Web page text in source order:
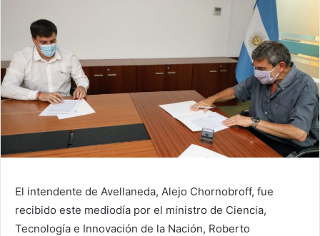
El intendente de Avellaneda, Alejo Chornobroff, fue
recibido este mediodía por el ministro de Ciencia,
Tecnología e Innovación de la Nación, Roberto